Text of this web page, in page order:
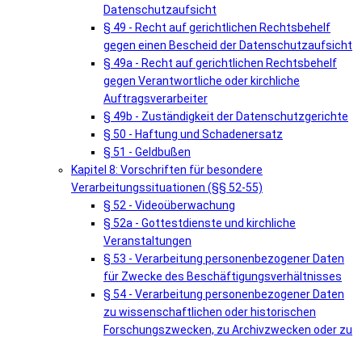
Datenschutzaufsicht
§ 49 - Recht auf gerichtlichen Rechtsbehelf
gegen einen Bescheid der Datenschutzaufsicht
§ 49a - Recht auf gerichtlichen Rechtsbehelf
gegen Verantwortliche oder kirchliche
Auftragsverarbeiter
§ 49b - Zuständigkeit der Datenschutzgerichte
§ 50 - Haftung und Schadenersatz
§ 51 - Geldbußen
Kapitel 8: Vorschriften für besondere
Verarbeitungssituationen (§§ 52-55)
§ 52 - Videoüberwachung
§ 52a - Gottestdienste und kirchliche
Veranstaltungen
§ 53 - Verarbeitung personenbezogener Daten
für Zwecke des Beschäftigungsverhältnisses
§ 54 - Verarbeitung personenbezogener Daten
zu wissenschaftlichen oder historischen
Forschungszwecken, zu Archivzwecken oder zu